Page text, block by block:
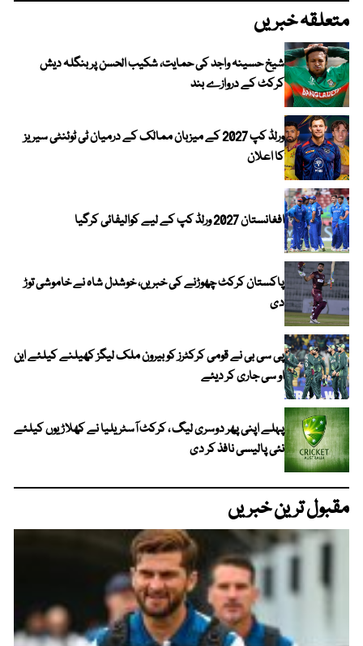
متعلقہ خبریں
شیخ حسینہ واجد کی حمایت، شکیب الحسن پر بنگلہ دیش
کرکٹ کے دروازے بند
ورلڈ کپ 2027 کے میزبان ممالک کے درمیان ٹی ٹوئنٹی سیریز
کا اعلان
افغانستان 2027 ورلڈ کپ کے لیے کوالیفائی کرگیا
پاکستان کرکٹ چھوڑنے کی خبریں، خوشدل شاہ نے خاموشی توڑ
دی
پی سی بی نے قومی کرکٹرز کو بیرون ملک لیگز کھیلنے کیلئے این
او سی جاری کر دیئے
پہلے اپنی پھر دوسری لیگ ، کرکٹ آسٹریلیا نے کھلاڑیوں کیلئے
نئی پالیسی نافذ کر دی
مقبول ترین خبریں